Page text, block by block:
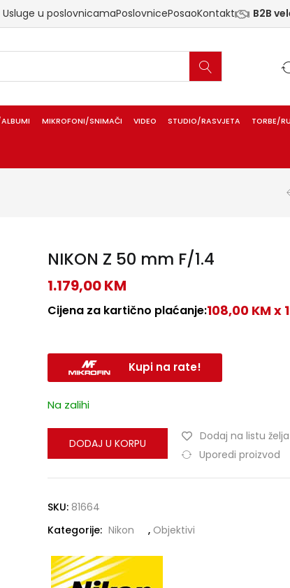
Usluge u poslovnicamaPoslovnicePosaoKontakt B2B
MIKROFONI/SNIMAČI VIDEO STUDIO/RASVJETA TORBE/
NIKON Z 50 mm F/1.4
1.179,00KM
Cijena za kartično plaćanje:108,00 KM x
Kupi na rate!
Na zalihi
DODAJ U KORPU
Dodaj na listu želja
Uporedi proizvod
SKU: 81664
Kategorije: Nikon , Objektivi